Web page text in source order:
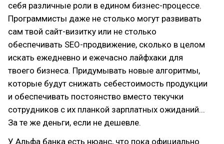
себя различные роли в едином бизнес-процессе.
Программисты даже не столько могут развивать
сам твой сайт-визитку или не столько
обеспечивать SEO-продвижение, сколько в целом
искать ежедневно и ежечасно лайфхаки для
твоего бизнеса. Придумывать новые алгоритмы,
которые будут снижать себестоимость продукции
и обеспечивать постоянство вместо текучки
сотрудников c их планкой зарплатных ожиданий...
За те же деньги, если не дешевле.
У Альфа банка есть нюанс, что пока официально